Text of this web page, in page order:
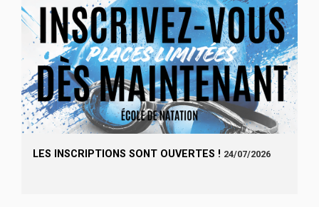
LES INSCRIPTIONS SONT OUVERTES ! 24/07/2026